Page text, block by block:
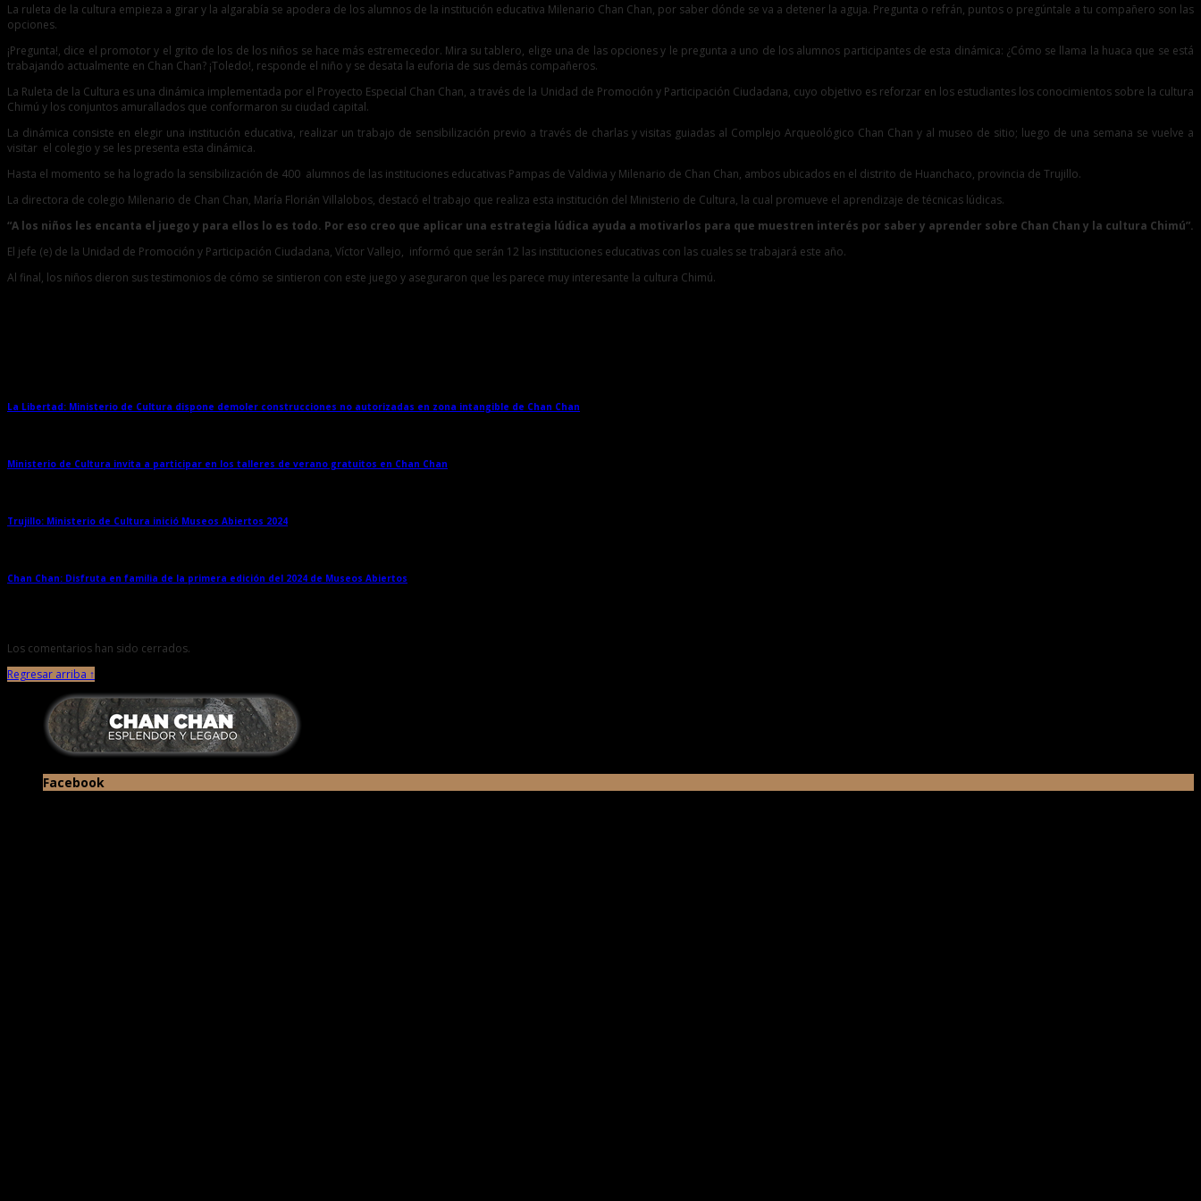
La ruleta de la cultura empieza a girar y la algarabía se apodera de los alumnos de la institución educativa Milenario Chan Chan, por saber dónde se va a detener la aguja. Pregunta o refrán, puntos o pregúntale a tu compañero son las
opciones.
¡Pregunta!, dice el promotor y el grito de los de los niños se hace más estremecedor. Mira su tablero, elige una de las opciones y le pregunta a uno de los alumnos participantes de esta dinámica: ¿Cómo se llama la huaca que se está
trabajando actualmente en Chan Chan? ¡Toledo!, responde el niño y se desata la euforia de sus demás compañeros.
La Ruleta de la Cultura es una dinámica implementada por el Proyecto Especial Chan Chan, a través de la Unidad de Promoción y Participación Ciudadana, cuyo objetivo es reforzar en los estudiantes los conocimientos sobre la cultura
Chimú y los conjuntos amurallados que conformaron su ciudad capital.
La dinámica consiste en elegir una institución educativa, realizar un trabajo de sensibilización previo a través de charlas y visitas guiadas al Complejo Arqueológico Chan Chan y al museo de sitio; luego de una semana se vuelve a
visitar el colegio y se les presenta esta dinámica.
Hasta el momento se ha logrado la sensibilización de 400 alumnos de las instituciones educativas Pampas de Valdivia y Milenario de Chan Chan, ambos ubicados en el distrito de Huanchaco, provincia de Trujillo.
La directora de colegio Milenario de Chan Chan, María Florián Villalobos, destacó el trabajo que realiza esta institución del Ministerio de Cultura, la cual promueve el aprendizaje de técnicas lúdicas.
“A los niños les encanta el juego y para ellos lo es todo. Por eso creo que aplicar una estrategia lúdica ayuda a motivarlos para que muestren interés por saber y aprender sobre Chan Chan y la cultura Chimú”.
El jefe (e) de la Unidad de Promoción y Participación Ciudadana, Víctor Vallejo, informó que serán 12 las instituciones educativas con las cuales se trabajará este año.
Al final, los niños dieron sus testimonios de cómo se sintieron con este juego y aseguraron que les parece muy interesante la cultura Chimú.
La Libertad: Ministerio de Cultura dispone demoler construcciones no autorizadas en zona intangible de Chan Chan
Ministerio de Cultura invita a participar en los talleres de verano gratuitos en Chan Chan
Trujillo: Ministerio de Cultura inició Museos Abiertos 2024
Chan Chan: Disfruta en familia de la primera edición del 2024 de Museos Abiertos
Los comentarios han sido cerrados.
Regresar arriba ↑
Facebook